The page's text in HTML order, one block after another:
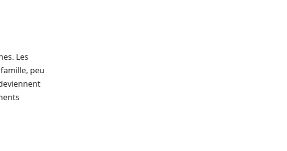
Les
peu